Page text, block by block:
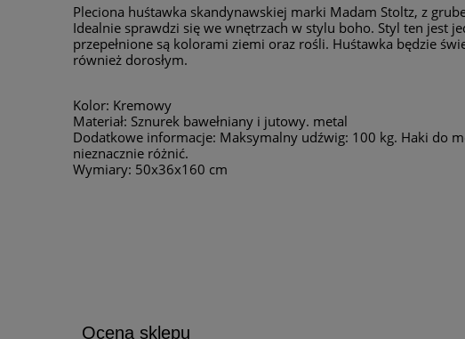
Pleciona huśtawka skandynawskiej marki Madam Stoltz, z
Idealnie sprawdzi się we wnętrzach w stylu boho. Styl ten jest
przepełnione są kolorami ziemi oraz rośli. Huśtawka będzie
również dorosłym.
Kolor: Kremowy
Materiał: Sznurek bawełniany i jutowy. metal
Dodatkowe informacje: Maksymalny udźwig: 100 kg. Haki do
nieznacznie różnić.
Wymiary: 50x36x160 cm
Ocena sklepu